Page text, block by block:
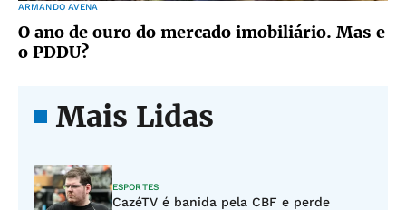
ARMANDO AVENA
O ano de ouro do mercado imobiliário. Mas e
o PDDU?
Mais Lidas
ESPORTES
CazéTV é banida pela CBF e perde